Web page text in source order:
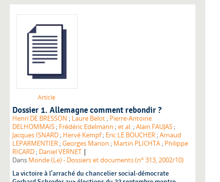
Article
Dossier 1. Allemagne comment rebondir ?
Henri DE BRESSON ; Laure Belot ; Pierre-Antoine
DELHOMMAIS ; Frédéric Edelmann ;et al. ;Alain FAUJAS ;
Jacques ISNARD ; Hervé Kempf ; Eric LE BOUCHER ;Arnaud
LEPARMENTIER ;Georges Marion ; Martin PLICHTA ; Philippe
RICARD ; Daniel VERNET |
Dans Monde (Le) - Dossiers et documents (n° 313, 2002/10)
La victoire à l'arraché du chancelier social-démocrate